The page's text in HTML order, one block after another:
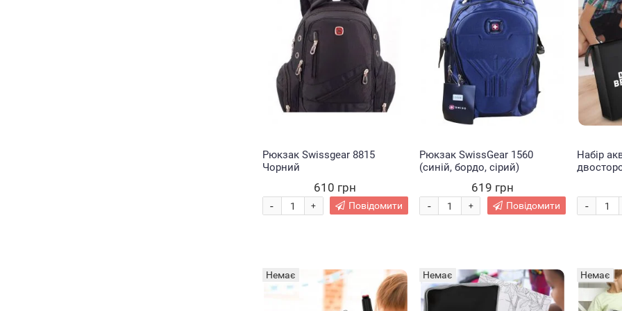
Рюкзак Swissgear 8815
Чорний
610 грн
+
- Повідомити
Рюкзак SwissGear 1560
(синій, бордо, сірий)
619 грн
+
- Повідомити
Набір
120 шт.
-
Немає Немає Немає